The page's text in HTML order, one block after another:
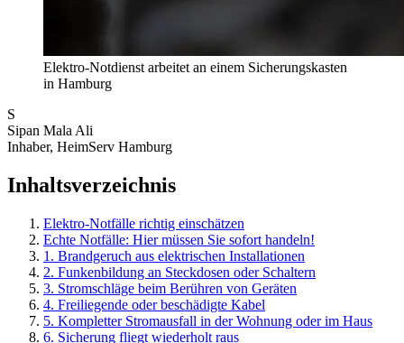
Elektro-Notdienst arbeitet an einem Sicherungskasten
in Hamburg
S
Sipan Mala Ali
Inhaber, HeimServ Hamburg
Inhaltsverzeichnis
Elektro-Notfälle richtig einschätzen
Echte Notfälle: Hier müssen Sie sofort handeln!
1. Brandgeruch aus elektrischen Installationen
2. Funkenbildung an Steckdosen oder Schaltern
3. Stromschläge beim Berühren von Geräten
4. Freiliegende oder beschädigte Kabel
5. Kompletter Stromausfall in der Wohnung oder im Haus
6. Sicherung fliegt wiederholt raus